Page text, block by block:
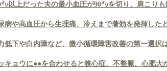
㍉以上だった夫の最小血圧が90㍉を切り、肩こり
病や高血圧から生理痛、冷えまで著効を発揮した
低下や白内障など、微小循環障害改善の第一選択
キョウに●●を合わせると狭心症、不整脈、心肥大